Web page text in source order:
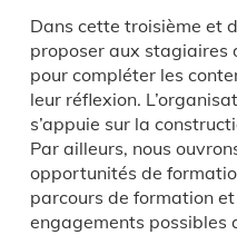
Dans cette troisième et
proposer aux stagiaires
pour compléter les
leur réflexion.
s’appuie sur la
Par ailleurs, nous
opportunités de
parcours de formation
engagements possibles